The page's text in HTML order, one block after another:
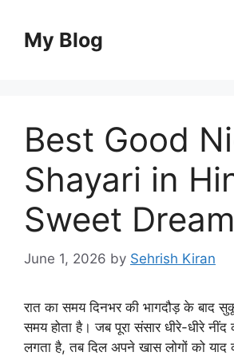
contentMy Blog
Best Good
Shayari in
Sweet
June 1, 2026 by Sehrish Kiran
रात का समय दिनभर की भागदौड़ के बाद
समय होता है। जब पूरा संसार धीरे-धीरे
लगता है, तब दिल अपने खास लोगों को